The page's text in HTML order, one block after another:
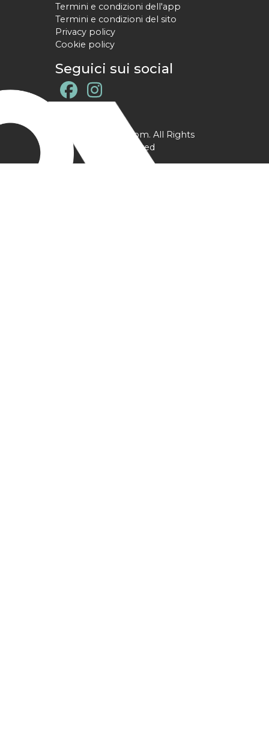
Termini e condizioni dell'app
Termini e condizioni del sito
Privacy policy
Cookie policy
Seguici sui social
@ YPtrainer.com. All Rights
Reserved